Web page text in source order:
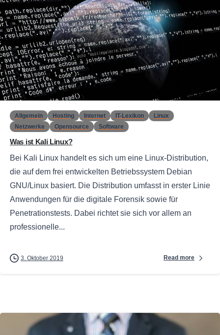
Allgemein Hosting Internet IT-Lexikon
Linux
Netzwerke
Opensource Software
Was ist Kali Linux?
Bei Kali Linux handelt es sich um eine Linux-Distribution,
die auf dem frei entwickelten Betriebssystem Debian
GNU/Linux basiert. Die Distribution umfasst in erster Linie
Anwendungen für die digitale Forensik sowie für
Penetrationstests. Dabei richtet sie sich vor allem an
professionelle...
3. Oktober 2019 Read more